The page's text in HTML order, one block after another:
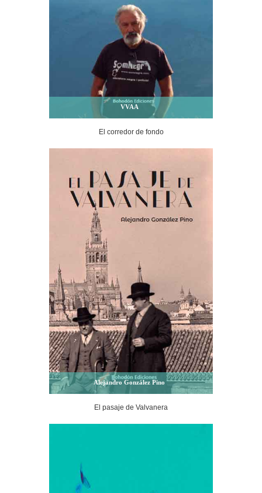
VVAA
El corredor de fondo
Alejandro González Pino
El pasaje de Valvanera